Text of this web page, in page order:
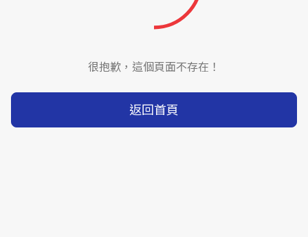
很抱歉，這個頁面不存在！
返回首頁